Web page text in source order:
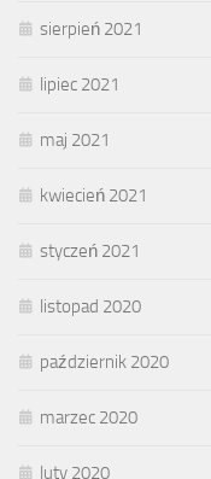
sierpień 2021
lipiec 2021
maj 2021
kwiecień 2021
styczeń 2021
listopad 2020
październik 2020
marzec 2020
luty 2020